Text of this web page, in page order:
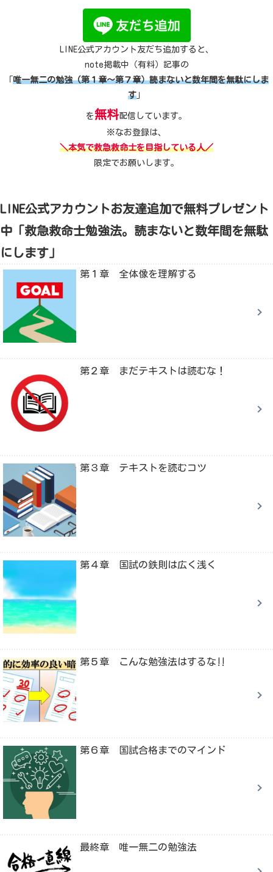
LINE公式アカウント友だち追加すると、
note掲載中（有料）記事の
唯一無二の勉強（第１章～第７章）読まないと数年間を無駄にしま
す 」
を無料配信しています。
※なお登録は、
＼本気で救急救命士を目指している人／
限定でお願いします。
LINE公式アカウントお友達追加で無料プレゼント
中「救急救命士勉強法。読まないと数年間を無駄
にします」
第１章 全体像を理解する
第２章 まだテキストは読むな！
第３章 テキストを読むコツ
第４章 国試の鉄則は広く浅く
第５章 こんな勉強法はするな‼
第６章 国試合格までのマインド
最終章 唯一無二の勉強法